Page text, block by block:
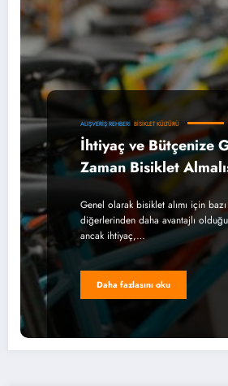
ALIŞVERIŞ REHBERI BISIKLET KÜLTÜRÜ
İhtiyaç ve Bütçenize
Zaman Bisiklet
Genel olarak bisiklet alımı için
diğerlerinden daha avantajlı
ancak ihtiyaç,…
Daha fazlasını oku